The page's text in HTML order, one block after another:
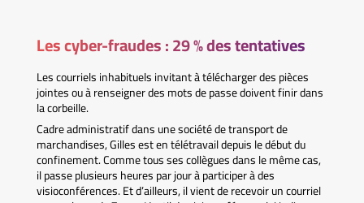
Les cyber-fraudes : 29 % des tentatives
Les courriels inhabituels invitant à télécharger des pièces
jointes ou à renseigner des mots de passe doivent finir dans
la corbeille.
Cadre administratif dans une société de transport de
marchandises, Gilles est en télétravail depuis le début du
confinement. Comme tous ses collègues dans le même cas,
il passe plusieurs heures par jour à participer à des
visioconférences. Et d’ailleurs, il vient de recevoir un courriel